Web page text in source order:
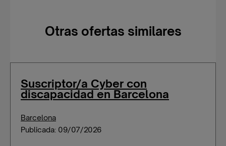
Otras ofertas similares
Suscriptor/a Cyber con
discapacidad en Barcelona
Barcelona
Publicada: 09/07/2026